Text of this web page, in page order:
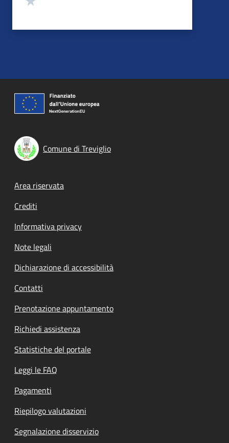
Comune di Treviglio
Footer menu
Area riservata
Crediti
Informativa privacy
Note legali
Dichiarazione di accessibilità
Contatti
Prenotazione appuntamento
Richiedi assistenza
Statistiche del portale
Leggi le FAQ
Pagamenti
Riepilogo valutazioni
Segnalazione disservizio